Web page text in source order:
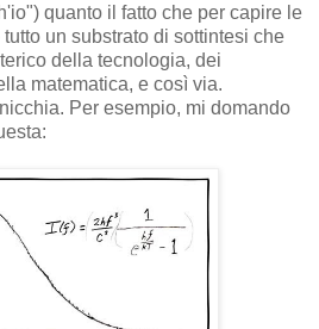
quanto il fatto che per capire le
un substrato di sottintesi che
della tecnologia, dei
matematica, e così via.
Per esempio, mi domando